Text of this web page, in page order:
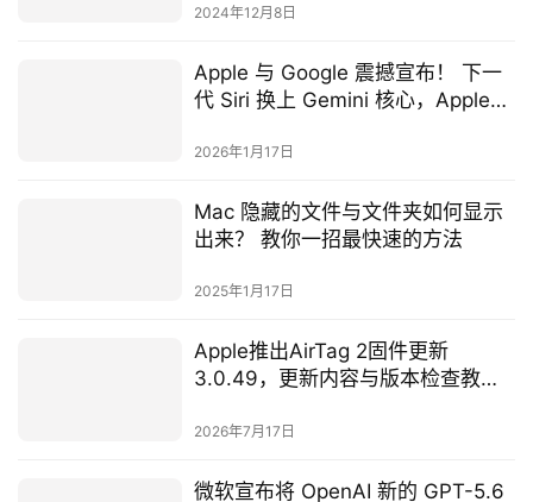
2024年12月8日
Apple 与 Google 震撼宣布！ 下一
代 Siri 换上 Gemini 核心，Apple
2026年1月17日
Mac 隐藏的文件与文件夹如何显示
出来？ 教你一招最快速的方法
2025年1月17日
Apple推出AirTag 2固件更新
3.0.49，更新内容与版本检查教学
2026年7月17日
微软宣布将 OpenAI 新的 GPT-5.6